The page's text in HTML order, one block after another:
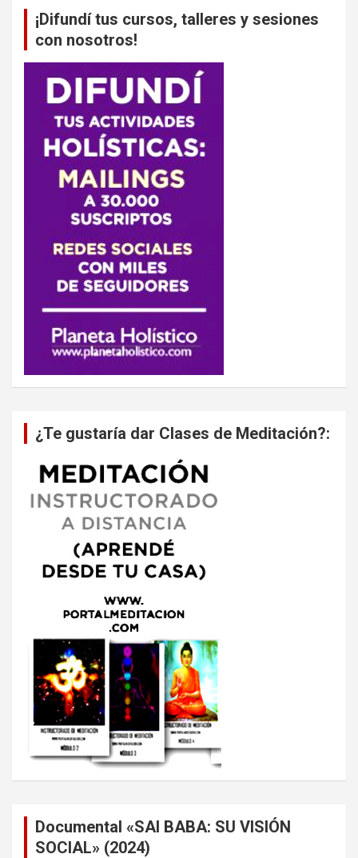
¡Difundí tus cursos, talleres y sesiones
con nosotros!
¿Te gustaría dar Clases de Meditación?:
Documental «SAI BABA: SU VISIÓN
SOCIAL» (2024)